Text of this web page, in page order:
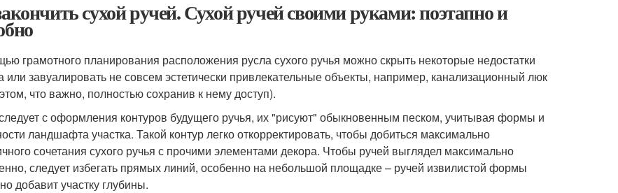
сухой ручей. Сухой ручей своими руками: поэтапно и
грамотного планирования расположения русла сухого ручья можно скрыть некоторые недостатки
или завуалировать не совсем эстетически привлекательные объекты, например, канализационный люк
что важно, полностью сохранив к нему доступ).
с оформления контуров будущего ручья, их "рисуют" обыкновенным песком, учитывая формы и
ландшафта участка. Такой контур легко откорректировать, чтобы добиться максимально
сочетания сухого ручья с прочими элементами декора. Чтобы ручей выглядел максимально
следует избегать прямых линий, особенно на небольшой площадке – ручей извилистой формы
добавит участку глубины.